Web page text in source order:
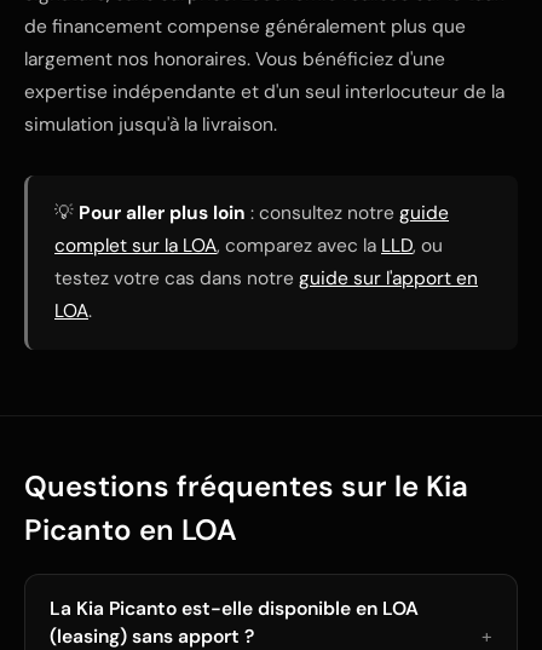
de financement compense généralement plus que
largement nos honoraires. Vous bénéficiez d'une
expertise indépendante et d'un seul interlocuteur de la
simulation jusqu'à la livraison.
💡 Pour aller plus loin : consultez notre guide
complet sur la LOA, comparez avec la LLD, ou
testez votre cas dans notre guide sur l'apport en
LOA.
Questions fréquentes sur le Kia
Picanto en LOA
La Kia Picanto est-elle disponible en LOA
(leasing) sans apport ?